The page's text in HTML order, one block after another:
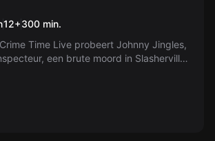
Diner
12+300 min.
Time Live probeert Johnny Jingles,
een brute moord in Slasherville
dader is!